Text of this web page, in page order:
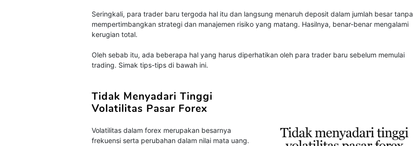
Seringkali, para trader baru tergoda hal itu dan langsung menaruh deposit dalam jumlah besar tanpa
mempertimbangkan strategi dan manajemen risiko yang matang. Hasilnya, benar-benar mengalami
kerugian total.
Oleh sebab itu, ada beberapa hal yang harus diperhatikan oleh para trader baru sebelum memulai
trading. Simak tips-tips di bawah ini.
Tidak Menyadari Tinggi
Volatilitas Pasar Forex
Volatilitas dalam forex merupakan besarnya
frekuensi serta perubahan dalam nilai mata uang.